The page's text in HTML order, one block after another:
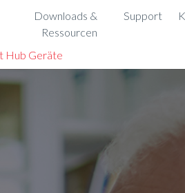
Hub Geräte
Downloads &
Ressourcen
Support